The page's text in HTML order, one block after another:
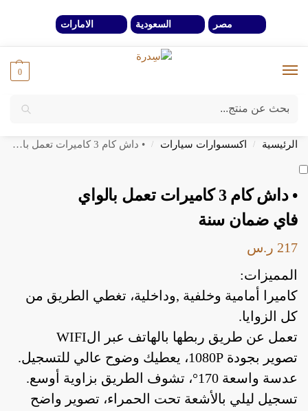
مصر السعودية الامارات
0
خصومات 40% لفترة محدوة وحتي نفاذ الكمية
الرئيسية / اكسسوارات سيارات / • داش كام 3 كاميرات تعمل بالواي فاي ضمان سنة
• داش كام 3 كاميرات تعمل بالواي
فاي ضمان سنة
217 ر.س
المميزات:
كاميرا أمامية وخلفية ,وداخلية، تغطي الطريق من
كل الزوايا.
تعمل عن طريق ربطها بالهاتف عبر الWIFI
تصوير بجودة 1080P، يعطيك وضوح عالي للتسجيل.
عدسة واسعة 170°، تشوف الطريق بزاوية أوسع.
تسجيل ليلي بالأشعة تحت الحمراء، تصوير واضح